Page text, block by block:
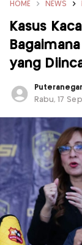
HOME NEWS
Kasus
yang
Rabu, 17